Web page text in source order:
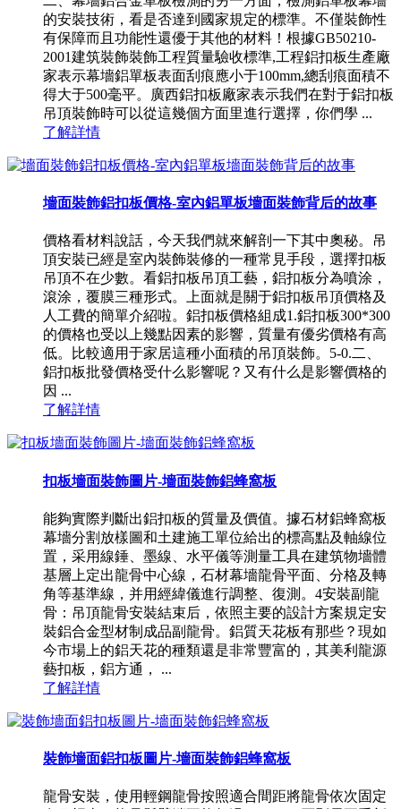
的安裝技術，看是否達到國家規定的標準。不僅裝飾性
有保障而且功能性還優于其他的材料！根據GB50210-
2001建筑裝飾裝飾工程質量驗收標準,工程鋁扣板生產廠
家表示幕墻鋁單板表面刮痕應小于100mm,總刮痕面積不
得大于500毫平。廣西鋁扣板廠家表示我們在對于鋁扣板
吊頂裝飾時可以從這幾個方面里進行選擇，你們學 ...
了解詳情
墻面裝飾鋁扣板價格-室內鋁單板墻面裝飾背后的故事
價格看材料說話，今天我們就來解剖一下其中奧秘。吊
頂安裝已經是室內裝飾裝修的一種常見手段，選擇扣板
吊頂不在少數。看鋁扣板吊頂工藝，鋁扣板分為噴涂，
滾涂，覆膜三種形式。上面就是關于鋁扣板吊頂價格及
人工費的簡單介紹啦。鋁扣板價格組成1.鋁扣板300*300
的價格也受以上幾點因素的影響，質量有優劣價格有高
低。比較適用于家居這種小面積的吊頂裝飾。5-0.二、
鋁扣板批發價格受什么影響呢？又有什么是影響價格的
因 ...
了解詳情
扣板墻面裝飾圖片-墻面裝飾鋁蜂窩板
能夠實際判斷出鋁扣板的質量及價值。據石材鋁蜂窩板
幕墻分割放樣圖和土建施工單位給出的標高點及軸線位
置，采用線錘、墨線、水平儀等測量工具在建筑物墻體
基層上定出龍骨中心線，石材幕墻龍骨平面、分格及轉
角等基準線，并用經緯儀進行調整、復測。4安裝副龍
骨：吊頂龍骨安裝結束后，依照主要的設計方案規定安
裝鋁合金型材制成品副龍骨。鋁質天花板有那些？現如
今市場上的鋁天花的種類還是非常豐富的，其美利龍源
藝扣板，鋁方通， ...
了解詳情
裝飾墻面鋁扣板圖片-墻面裝飾鋁蜂窩板
龍骨安裝，使用輕鋼龍骨按照適合間距將龍骨依次固定